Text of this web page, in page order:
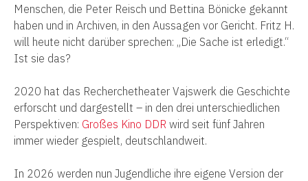
Menschen, die Peter Reisch und Bettina Bönicke gekannt
haben und in Archiven, in den Aussagen vor Gericht. Fritz H.
will heute nicht darüber sprechen: „Die Sache ist erledigt.“
Ist sie das?
2020 hat das Recherchetheater Vajswerk die Geschichte
erforscht und dargestellt – in den drei unterschiedlichen
Perspektiven: Großes Kino DDR wird seit fünf Jahren
immer wieder gespielt, deutschlandweit.
In 2026 werden nun Jugendliche ihre eigene Version der